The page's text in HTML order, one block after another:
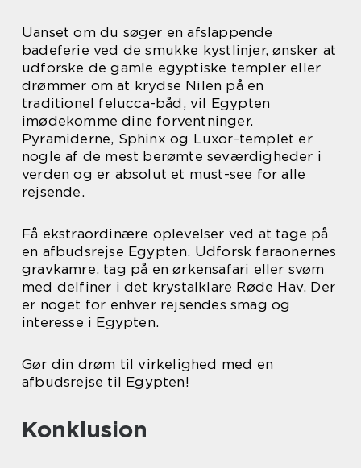
Uanset om du søger en afslappende
badeferie ved de smukke kystlinjer, ønsker at
udforske de gamle egyptiske templer eller
drømmer om at krydse Nilen på en
traditionel felucca-båd, vil Egypten
imødekomme dine forventninger.
Pyramiderne, Sphinx og Luxor-templet er
nogle af de mest berømte seværdigheder i
verden og er absolut et must-see for alle
rejsende.
Få ekstraordinære oplevelser ved at tage på
en afbudsrejse Egypten. Udforsk faraonernes
gravkamre, tag på en ørkensafari eller svøm
med delfiner i det krystalklare Røde Hav. Der
er noget for enhver rejsendes smag og
interesse i Egypten.
Gør din drøm til virkelighed med en
afbudsrejse til Egypten!
Konklusion